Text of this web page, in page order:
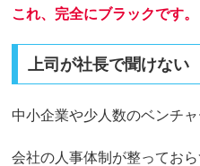
これ、完全にブラックです。
上司が社長で聞けない
中小企業や少人数のベンチ
会社の人事体制が整ってお